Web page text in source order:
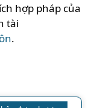
hợp pháp của
tài
.